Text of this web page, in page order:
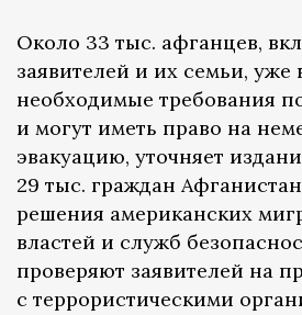
Около 33 тыс. афганцев,
заявителей и их семьи,
необходимые требования
и могут иметь право на
эвакуацию, уточняет
29 тыс. граждан
решения американских
властей и служб
проверяют заявителей на
с террористическими